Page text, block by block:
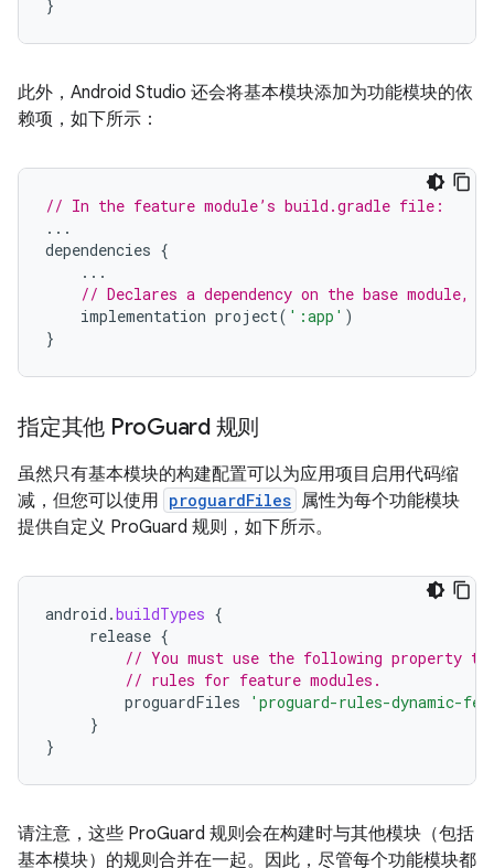
}
此外，Android Studio 还会将基本模块添加为功能模块的依
赖项，如下所示：
// In the feature module’s build.gradle file:
...
dependencies {
...
// Declares a dependency on the base module,
implementation project( ':app' )
}
指定其他 ProGuard 规则
虽然只有基本模块的构建配置可以为应用项目启用代码缩
减，但您可以使用 proguardFiles 属性为每个功能模块
提供自定义 ProGuard 规则，如下所示。
android .buildTypes {
release {
// You must use the following property
// rules for feature modules.
proguardFiles
'proguard-rules-dynamic-
}
}
请注意，这些 ProGuard 规则会在构建时与其他模块（包括
基本模块）的规则合并在一起。因此，尽管每个功能模块都